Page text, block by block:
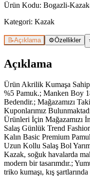
Ürün Kodu: Bogazli-
Kategori: Kazak
📝Açıklama ⚙️Özellikler
Açıklama
Ürün Akrilik Kumaşa
%5 Pamuk.; Manken Boy
Bedendir.; Mağazamızı
Kuponlarımız
Ürünleri İçin Mağazamızı
Salaş Günlük Trend
Kalın Basic Premium
Uzun Kollu Salaş Bol
Kazak, soğuk havalarda
modern bir tasarımdır.;
triko kumaşı, kış